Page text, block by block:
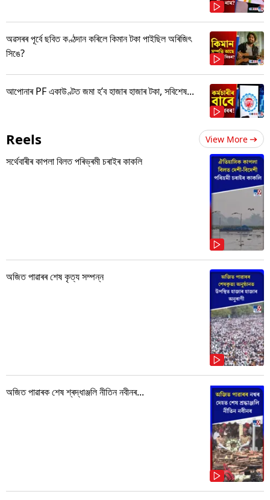
অৱসৰৰ পূৰ্বে ছবিত কণ্ঠদান কৰিলে কিমান টকা পাইছিল অৰিজিৎ
সিঙে?
আপোনাৰ PF একাউণ্টত জমা হ’ব হাজাৰ হাজাৰ টকা, সবিশেষ...
Reels View More
সৰ্থেবাৰীৰ কাপলা বিলত পৰিভ্ৰমী চৰাইৰ কাকলি
অজিত পাৱাৰৰ শেষ কৃত্য সম্পন্ন
অজিত পাৱাৰক শেষ শ্ৰদ্ধাঞ্জলি নীতিন নবীনৰ...